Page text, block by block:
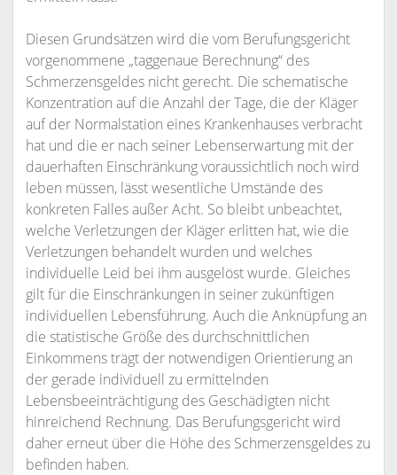
Diesen Grundsätzen wird die vom Berufungsgericht
vorgenommene „taggenaue Berechnung“ des
Schmerzensgeldes nicht gerecht. Die schematische
Konzentration auf die Anzahl der Tage, die der Kläger
auf der Normalstation eines Krankenhauses verbracht
hat und die er nach seiner Lebenserwartung mit der
dauerhaften Einschränkung voraussichtlich noch wird
leben müssen, lässt wesentliche Umstände des
konkreten Falles außer Acht. So bleibt unbeachtet,
welche Verletzungen der Kläger erlitten hat, wie die
Verletzungen behandelt wurden und welches
individuelle Leid bei ihm ausgelöst wurde. Gleiches
gilt für die Einschränkungen in seiner zukünftigen
individuellen Lebensführung. Auch die Anknüpfung an
die statistische Größe des durchschnittlichen
Einkommens trägt der notwendigen Orientierung an
der gerade individuell zu ermittelnden
Lebensbeeinträchtigung des Geschädigten nicht
hinreichend Rechnung. Das Berufungsgericht wird
daher erneut über die Höhe des Schmerzensgeldes zu
befinden haben.